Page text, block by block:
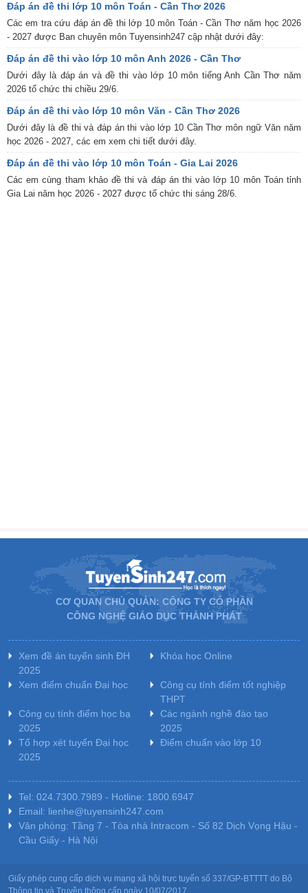
Đáp án đề thi lớp 10 môn Toán - Cần Thơ 2026
Các em tra cứu đáp án đề thi lớp 10 môn Toán - Cần Thơ năm học 2026
- 2027 được Ban chuyên môn Tuyensinh247 cập nhật dưới đây:
Đáp án đề thi vào lớp 10 môn Anh 2026 - Cần Thơ
Dưới đây là đáp án và đề thi vào lớp 10 môn tiếng Anh Cần Thơ năm
2026 tổ chức thi chiều 29/6.
Đáp án đề thi vào lớp 10 môn Văn - Cần Thơ 2026
Dưới đây là đề thi và đáp án thi vào lớp 10 Cần Thơ môn ngữ Văn năm
học 2026 - 2027, các em xem chi tiết dưới đây.
Đáp án đề thi vào lớp 10 môn Toán - Gia Lai 2026
Các em cùng tham khảo đề thi và đáp án thi vào lớp 10 môn Toán tỉnh
Gia Lai năm học 2026 - 2027 được tổ chức thi sáng 28/6.
CƠ QUAN CHỦ QUẢN: CÔNG TY CỔ PHẦN
CÔNG NGHỆ GIÁO DỤC THÀNH PHÁT
Xem đề án tuyển sinh ĐH
2025
Khóa học Online
Xem điểm chuẩn Đại học
Công cụ tính điểm tốt nghiệp
THPT
Công cụ tính điểm học bạ
2025
Các ngành nghề đào tạo
2025
Tổ hợp xét tuyển Đại học
2025
Điểm chuẩn vào lớp 10
Tel: 024.7300.7989 - Hotline: 1800.6947
Email: lienhe@tuyensinh247.com
Văn phòng: Tầng 7 - Tòa nhà Intracom - Số 82 Dịch Vọng Hậu -
Cầu Giấy - Hà Nội
Giấy phép cung cấp dịch vụ mạng xã hội trực tuyến số 337/GP-BTTTT do Bộ